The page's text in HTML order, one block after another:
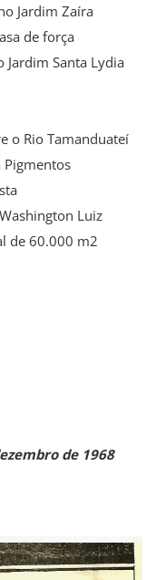
Jardim Zaíra
de força
Jardim Santa Lydia
o Rio Tamanduateí
Pigmentos
Luiz
de 60.000 m2
de 1968